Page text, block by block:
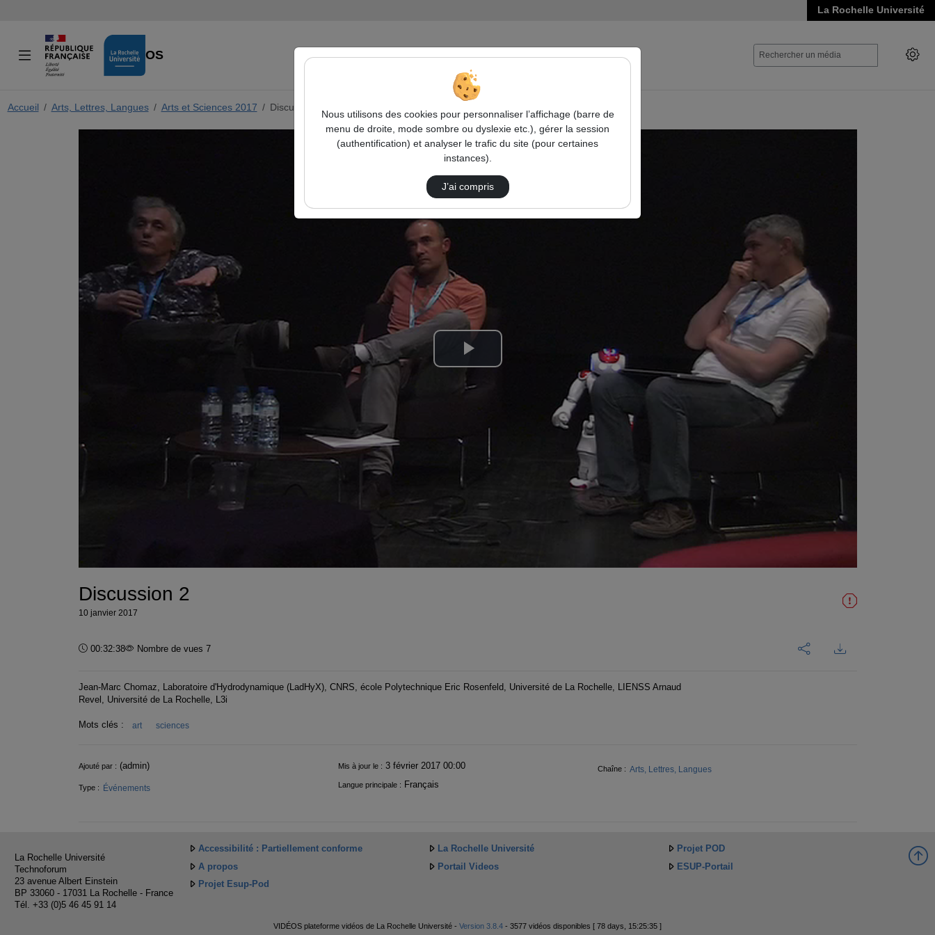
La Rochelle Université
VIDÉOS
Accueil Arts, Lettres, Langues Arts et Sciences 2017 Discussion 2
Lire
vidéo
Discussion 2
10 janvier 2017
Durée :
00:32:38 Nombre de vues 7
Jean-Marc Chomaz, Laboratoire d'Hydrodynamique (LadHyX), CNRS, école Polytechnique Eric Rosenfeld, Université de La Rochelle, LIENSS Arnaud
Revel, Université de La Rochelle, L3i
Mots clés : art sciences
Informations
Ajouté par : (admin) Mis à jour le : 3 février 2017 00:00 Chaîne : Arts, Lettres, Langues
Type : Événements Langue principale : Français
La Rochelle Université
Technoforum
23 avenue Albert Einstein
BP 33060 - 17031 La Rochelle - France
Tél. +33 (0)5 46 45 91 14
Accessibilité : Partiellement conforme La Rochelle Université
Projet POD
A propos
Portail Videos
ESUP-Portail
Projet Esup-Pod
VIDÉOS plateforme vidéos de La Rochelle Université - Version 3.8.4 - 3577 vidéos disponibles [ 78 days, 15:25:35 ]
Nous utilisons des cookies pour personnaliser l’affichage (barre de
menu de droite, mode sombre ou dyslexie etc.), gérer la session
(authentification) et analyser le trafic du site (pour certaines
instances).
J’ai compris